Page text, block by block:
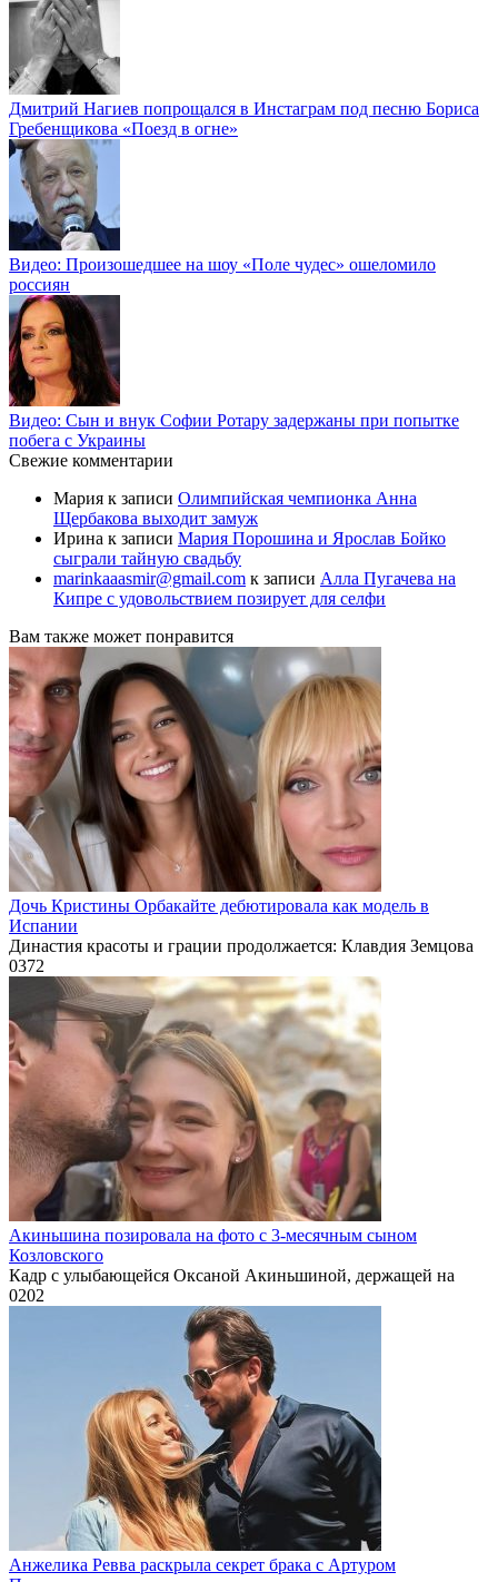
Дмитрий Нагиев попрощался в Инстаграм под песню Бориса
Гребенщикова «Поезд в огне»
Видео: Произошедшее на шоу «Поле чудес» ошеломило
россиян
Видео: Сын и внук Софии Ротару задержаны при попытке
побега с Украины
Свежие комментарии
Мария к записи Олимпийская чемпионка Анна
Щербакова выходит замуж
Ирина к записи Мария Порошина и Ярослав Бойко
сыграли тайную свадьбу
marinkaaasmir@gmail.com к записи Алла Пугачева на
Кипре с удовольствием позирует для селфи
Вам также может понравится
Дочь Кристины Орбакайте дебютировала как модель в
Испании
Династия красоты и грации продолжается: Клавдия Земцова
0372
Акиньшина позировала на фото с 3-месячным сыном
Козловского
Кадр с улыбающейся Оксаной Акиньшиной, держащей на
0202
Анжелика Ревва раскрыла секрет брака с Артуром